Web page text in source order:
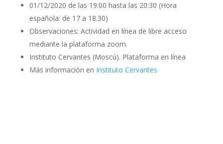
01/12/2020 de las 19:00 hasta las 20:30 (Hora
española: de 17 a 18.30)
Observaciones: Actividad en línea de libre acceso
mediante la plataforma zoom.
Instituto Cervantes (Moscú). Plataforma en línea
Más información en Instituto Cervantes